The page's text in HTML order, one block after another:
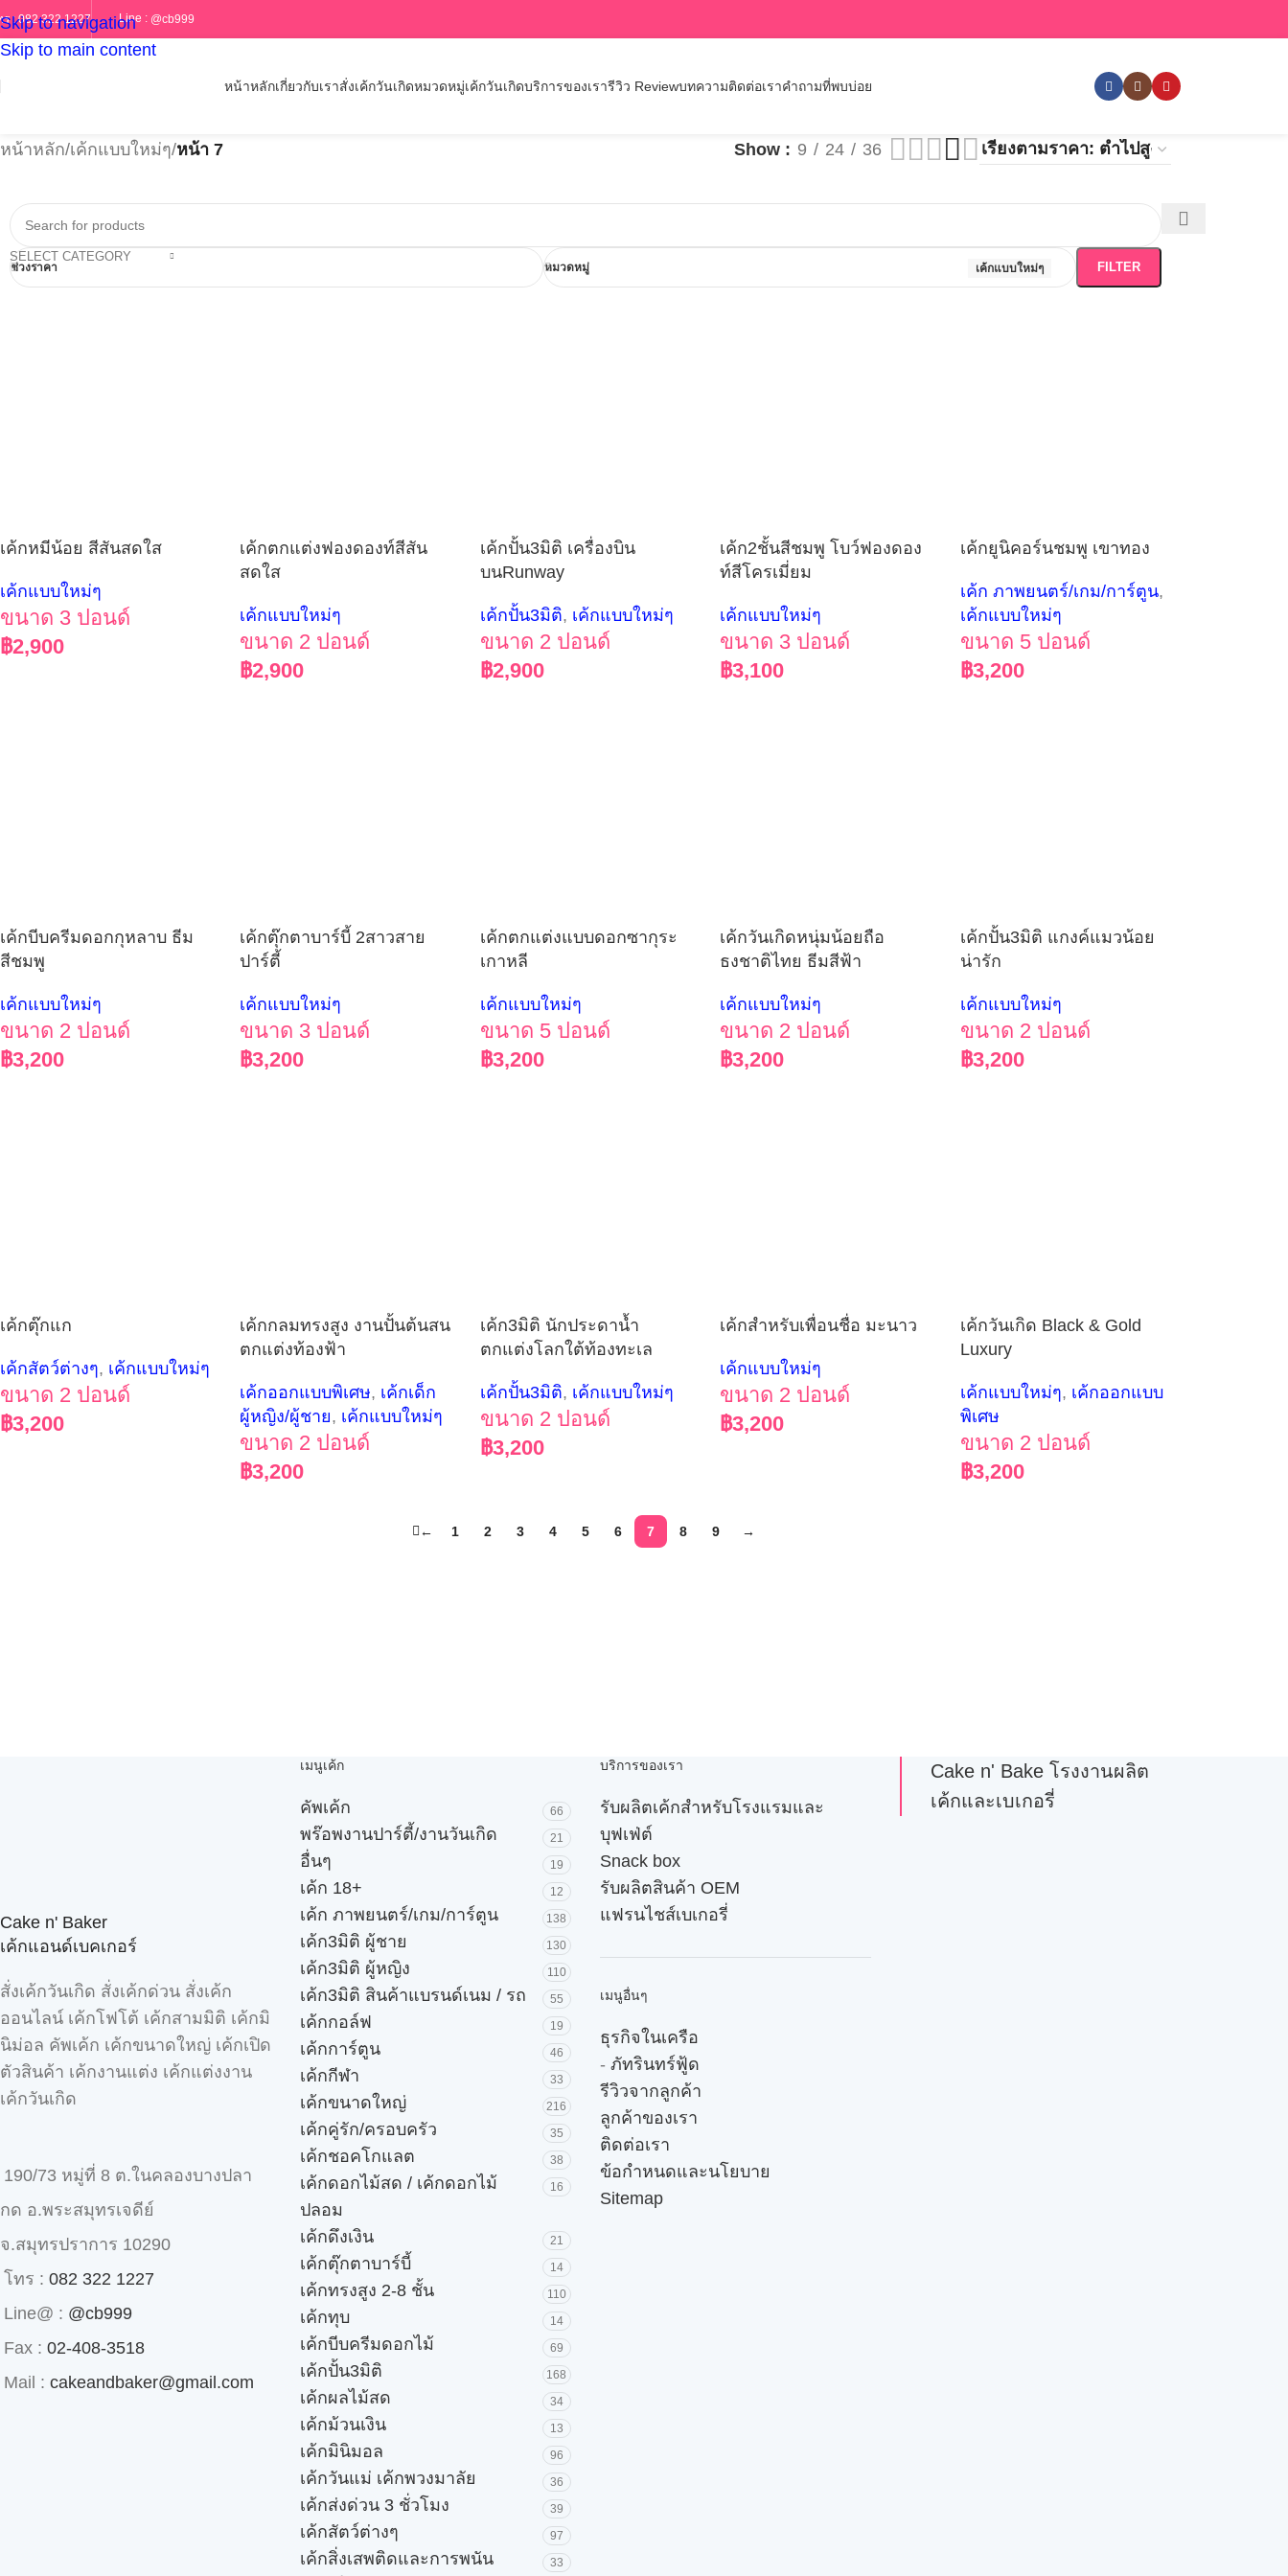
Skip to navigation
Skip to main content
ร : 082 322 1227 Line : @cb999
หน้าหลักเกี่ยวกับเราสั่งเค้กวันเกิดหมวดหมู่เค้กวันเกิดบริการของเรารีวิว Reviewบทความติดต่อเราคำถามที่พบบ่อย
หน้าหลัก/เค้กแบบใหม่ๆ/หน้า 7 Show 9 24 36
SELECT CATEGORY
ช่วงราคา หมวดหมู่ เค้กแบบใหม่ๆ FILTER
เค้กหมีน้อย สีสันสดใส
เค้กแบบใหม่ๆ
ขนาด 3 ปอนด์
฿2,900
เค้กตกแต่งฟองดองท์สีสัน
สดใส
เค้กแบบใหม่ๆ
ขนาด 2 ปอนด์
฿2,900
เค้กปั้น3มิติ เครื่องบิน
บนRunway
เค้กปั้น3มิติ, เค้กแบบใหม่ๆ
ขนาด 2 ปอนด์
฿2,900
เค้ก2ชั้นสีชมพู โบว์ฟองดอง
ท์สีโครเมี่ยม
เค้กแบบใหม่ๆ
ขนาด 3 ปอนด์
฿3,100
เค้กยูนิคอร์นชมพู เขาทอง
เค้ก ภาพยนตร์/เกม/การ์ตูน,
เค้กแบบใหม่ๆ
ขนาด 5 ปอนด์
฿3,200
เค้กบีบครีมดอกกุหลาบ ธีม
สีชมพู
เค้กแบบใหม่ๆ
ขนาด 2 ปอนด์
฿3,200
เค้กตุ๊กตาบาร์บี้ 2สาวสาย
ปาร์ตี้
เค้กแบบใหม่ๆ
ขนาด 3 ปอนด์
฿3,200
เค้กตกแต่งแบบดอกซากุระ
เกาหลี
เค้กแบบใหม่ๆ
ขนาด 5 ปอนด์
฿3,200
เค้กวันเกิดหนุ่มน้อยถือ
ธงชาติไทย ธีมสีฟ้า
เค้กแบบใหม่ๆ
ขนาด 2 ปอนด์
฿3,200
เค้กปั้น3มิติ แกงค์แมวน้อย
น่ารัก
เค้กแบบใหม่ๆ
ขนาด 2 ปอนด์
฿3,200
เค้กตุ๊กแก
เค้กสัตว์ต่างๆ, เค้กแบบใหม่ๆ
ขนาด 2 ปอนด์
฿3,200
เค้กกลมทรงสูง งานปั้นต้นสน
ตกแต่งท้องฟ้า
เค้กออกแบบพิเศษ, เค้กเด็ก
ผู้หญิง/ผู้ชาย, เค้กแบบใหม่ๆ
ขนาด 2 ปอนด์
฿3,200
เค้ก3มิติ นักประดาน้ำ
ตกแต่งโลกใต้ท้องทะเล
เค้กปั้น3มิติ, เค้กแบบใหม่ๆ
ขนาด 2 ปอนด์
฿3,200
เค้กสำหรับเพื่อนชื่อ มะนาว
เค้กแบบใหม่ๆ
ขนาด 2 ปอนด์
฿3,200
เค้กวันเกิด Black & Gold
Luxury
เค้กแบบใหม่ๆ, เค้กออกแบบ
พิเศษ
ขนาด 2 ปอนด์
฿3,200
← 1 2 3 4 5 6 7 8 9 →
Cake n' Baker
เค้กแอนด์เบคเกอร์
สั่งเค้กวันเกิด สั่งเค้กด่วน สั่งเค้ก
ออนไลน์ เค้กโฟโต้ เค้กสามมิติ เค้กมิ
นิม่อล คัพเค้ก เค้กขนาดใหญ่ เค้กเปิด
ตัวสินค้า เค้กงานแต่ง เค้กแต่งงาน
เค้กวันเกิด
190/73 หมู่ที่ 8 ต.ในคลองบางปลา
กด อ.พระสมุทรเจดีย์
จ.สมุทรปราการ 10290
โทร : 082 322 1227
Line@ : @cb999
Fax : 02-408-3518
Mail : cakeandbaker@gmail.com
เมนูเค้ก
คัพเค้ก 66
พร๊อพงานปาร์ตี้/งานวันเกิด 21
อื่นๆ 19
เค้ก 18+ 12
เค้ก ภาพยนตร์/เกม/การ์ตูน 138
เค้ก3มิติ ผู้ชาย 130
เค้ก3มิติ ผู้หญิง 110
เค้ก3มิติ สินค้าแบรนด์เนม / รถ 55
เค้กกอล์ฟ 19
เค้กการ์ตูน 46
เค้กกีฬา 33
เค้กขนาดใหญ่ 216
เค้กคู่รัก/ครอบครัว 35
เค้กชอคโกแลต 38
เค้กดอกไม้สด / เค้กดอกไม้
ปลอม
16
เค้กดึงเงิน 21
เค้กตุ๊กตาบาร์บี้ 14
เค้กทรงสูง 2-8 ชั้น 110
เค้กทุบ 14
เค้กบีบครีมดอกไม้ 69
เค้กปั้น3มิติ 168
เค้กผลไม้สด 34
เค้กม้วนเงิน 13
เค้กมินิมอล 96
เค้กวันแม่ เค้กพวงมาลัย 36
เค้กส่งด่วน 3 ชั่วโมง 39
เค้กสัตว์ต่างๆ 97
เค้กสิ่งเสพติดและการพนัน 33
บริการของเรา
รับผลิตเค้กสำหรับโรงแรมและ
บุฟเฟ่ต์
Snack box
รับผลิตสินค้า OEM
แฟรนไชส์เบเกอรี่
เมนูอื่นๆ
ธุรกิจในเครือ
- ภัทรินทร์ฟู้ด
รีวิวจากลูกค้า
ลูกค้าของเรา
ติดต่อเรา
ข้อกำหนดและนโยบาย
Sitemap
Cake n' Bake โรงงานผลิต
เค้กและเบเกอรี่